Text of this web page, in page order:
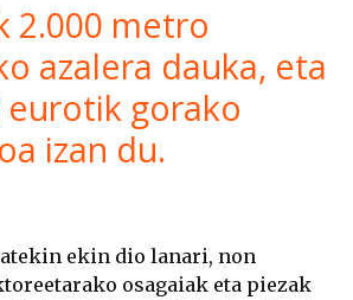
2.000 metro
azalera dauka, eta
gorako
izan du.
ekin dio lanari, non
osagaiak eta piezak